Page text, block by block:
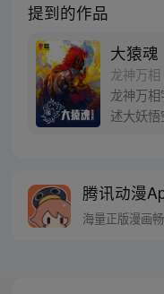
提到的作品
大猿魂
龙神万相
龙神万
述大妖
人…六十
护族人
腾讯动漫
海量正版漫画